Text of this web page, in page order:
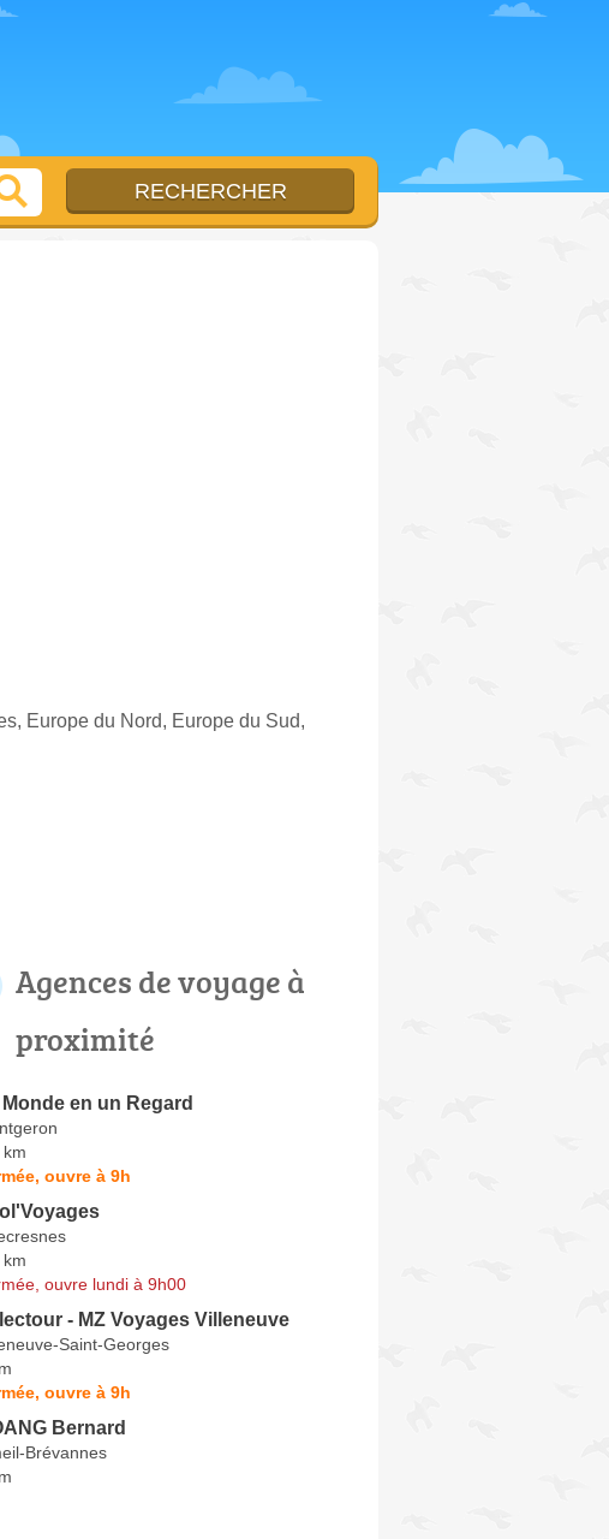
Europe du Nord, Europe du Sud,
Agences de voyage à
proximité
Monde en un Regard
km
ouvre à 9h
ouvre lundi à 9h00
- MZ Voyages Villeneuve
Saint-Georges
ouvre à 9h
Bernard
Brévannes